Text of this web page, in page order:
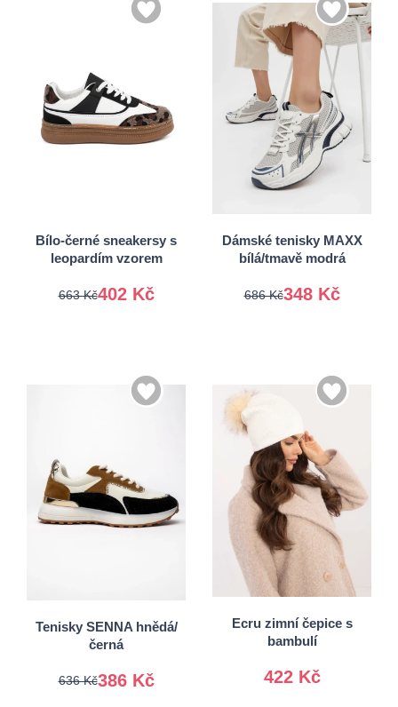
Bílo-černé sneakersy s
leopardím vzorem
402 Kč
663 Kč
Dámské tenisky MAXX
bílá/tmavě modrá
348 Kč
686 Kč
37 38
Tenisky SENNA hnědá/
černá
386 Kč
636 Kč
37
Ecru zimní čepice s
bambulí
422 Kč
Univerzální